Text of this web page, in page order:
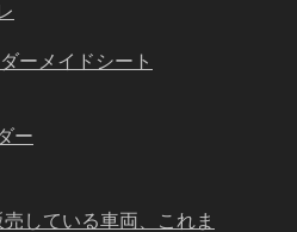
ーメイドシート
ー
している車両、これま